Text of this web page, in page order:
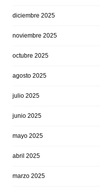
diciembre 2025
noviembre 2025
octubre 2025
agosto 2025
julio 2025
junio 2025
mayo 2025
abril 2025
marzo 2025